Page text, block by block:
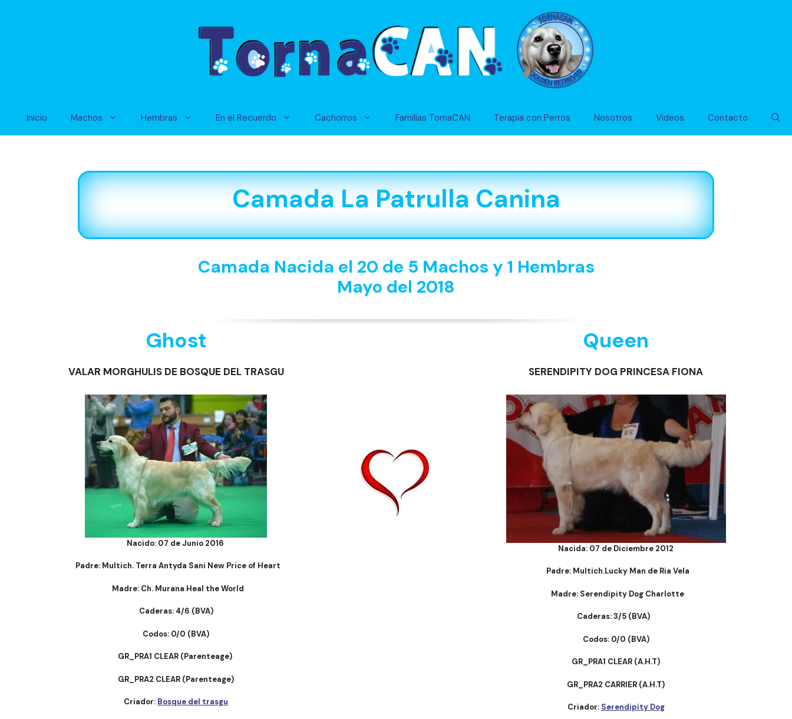
Inicio Machos Hembras En el Recuerdo Cachorros Familias TornaCAN Terapia con Perros Nosotros Videos Contacto
Camada La Patrulla Canina
Camada Nacida el 20 de 5 Machos y 1 Hembras
Mayo del 2018
Ghost
VALAR MORGHULIS DE BOSQUE DEL TRASGU
Nacido: 07 de Junio 2016
Padre: Multich. Terra Antyda Sani New Price of Heart
Madre: Ch. Murana Heal the World
Caderas: 4/6 (BVA)
Codos: 0/0 (BVA)
GR_PRA1 CLEAR (Parenteage)
GR_PRA2 CLEAR (Parenteage)
Criador: Bosque del trasgu
Queen
SERENDIPITY DOG PRINCESA FIONA
Nacida: 07 de Diciembre 2012
Padre: Multich.Lucky Man de Ria Vela
Madre: Serendipity Dog Charlotte
Caderas:3/5 (BVA)
Codos: 0/0 (BVA)
GR_PRA1 CLEAR (A.H.T)
GR_PRA2 CARRIER (A.H.T)
Criador: Serendipity Dog